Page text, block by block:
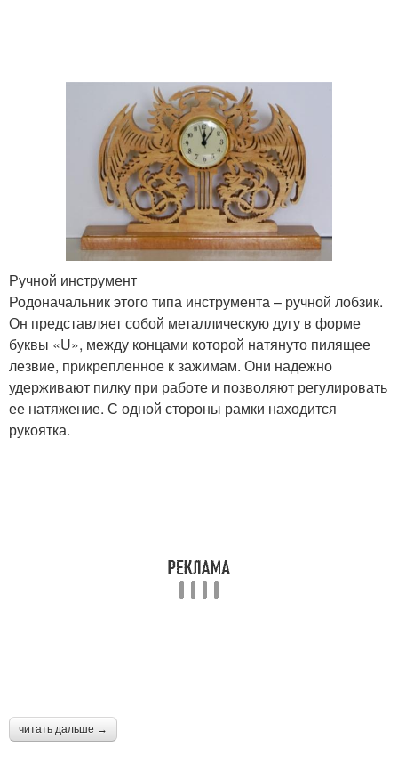
Ручной инструмент
Родоначальник этого типа инструмента – ручной лобзик.
Он представляет собой металлическую дугу в форме
буквы «U», между концами которой натянуто пилящее
лезвие, прикрепленное к зажимам. Они надежно
удерживают пилку при работе и позволяют регулировать
ее натяжение. С одной стороны рамки находится
рукоятка.
читать дальше →